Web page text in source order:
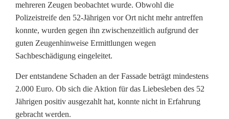
f
ü
h
t
z
mehreren Zeugen beobachtet wurde. Obwohl die
Polizeistreife den 52-Jährigen vor Ort nicht mehr antreffen
konnte, wurden gegen ihn zwischenzeitlich aufgrund der
guten Zeugenhinweise Ermittlungen wegen
Sachbeschädigung eingeleitet.
Der entstandene Schaden an der Fassade beträgt mindestens
2.000 Euro. Ob sich die Aktion für das Liebesleben des 52
Jährigen positiv ausgezahlt hat, konnte nicht in Erfahrung
gebracht werden.